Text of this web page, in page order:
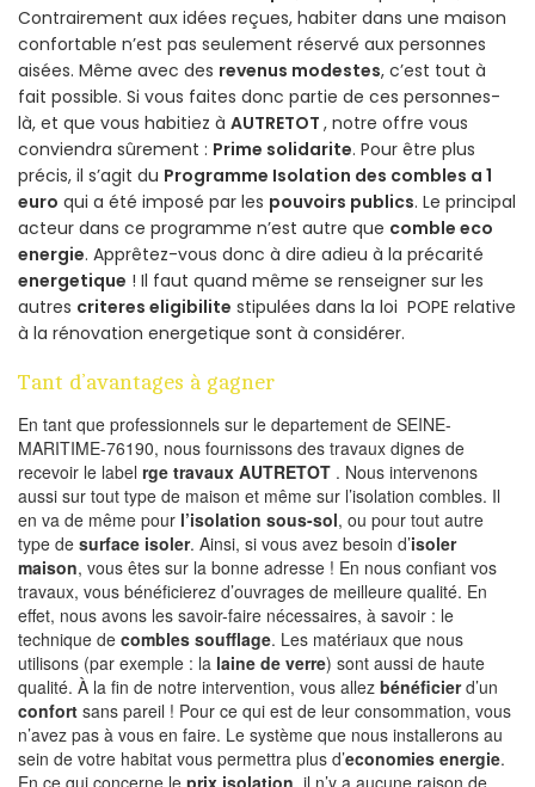
Contrairement aux idées reçues, habiter dans une maison
confortable n’est pas seulement réservé aux personnes
aisées. Même avec des revenus modestes, c’est tout à
fait possible. Si vous faites donc partie de ces personnes-
là, et que vous habitiez à AUTRETOT , notre offre vous
conviendra sûrement : Prime solidarite. Pour être plus
précis, il s’agit du Programme Isolation des combles a 1
euro qui a été imposé par les pouvoirs publics. Le principal
acteur dans ce programme n’est autre que comble eco
energie. Apprêtez-vous donc à dire adieu à la précarité
energetique ! Il faut quand même se renseigner sur les
autres criteres eligibilite stipulées dans la loi POPE relative
à la rénovation energetique sont à considérer.
Tant d’avantages à gagner
En tant que professionnels sur le departement de SEINE-
MARITIME-76190, nous fournissons des travaux dignes de
recevoir le label rge travaux AUTRETOT . Nous intervenons
aussi sur tout type de maison et même sur l’isolation combles. Il
en va de même pour l’isolation sous-sol, ou pour tout autre
type de surface isoler. Ainsi, si vous avez besoin d’isoler
maison, vous êtes sur la bonne adresse ! En nous confiant vos
travaux, vous bénéficierez d’ouvrages de meilleure qualité. En
effet, nous avons les savoir-faire nécessaires, à savoir : le
technique de combles soufflage. Les matériaux que nous
utilisons (par exemple : la laine de verre) sont aussi de haute
qualité. À la fin de notre intervention, vous allez bénéficierd’un
confort sans pareil ! Pour ce qui est de leur consommation, vous
n’avez pas à vous en faire. Le système que nous installerons au
sein de votre habitat vous permettra plus d’economies energie.